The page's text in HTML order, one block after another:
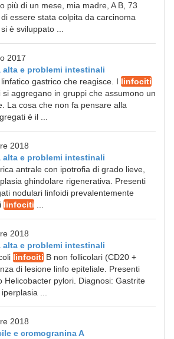
più di un mese, mia madre, A B, 73
essere stata colpita da carcinoma
è sviluppato ...
2017
alta e problemi intestinali
linfatico gastrico che reagisce. I linfociti
aggregano in gruppi che assumono un
La cosa che non fa pensare alla
è il ...
2018
alta e problemi intestinali
antrale con ipotrofia di grado lieve,
ghindolare rigenerativa. Presenti
nodulari linfoidi prevalentemente
linfociti
2018
alta e problemi intestinali
linfociti B non follicolari (CD20 +
di lesione linfo epiteliale. Presenti
Helicobacter pylori. Diagnosi: Gastrite
...
2018
e cromogranina A